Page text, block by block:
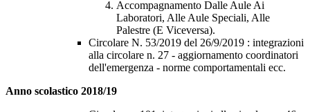
Accompagnamento Dalle Aule Ai
Laboratori, Alle Aule Speciali, Alle
Palestre (E Viceversa).
Circolare N. 53/2019 del 26/9/2019 : integrazioni
alla circolare n. 27 - aggiornamento coordinatori
dell'emergenza - norme comportamentali ecc.
Anno scolastico 2018/19